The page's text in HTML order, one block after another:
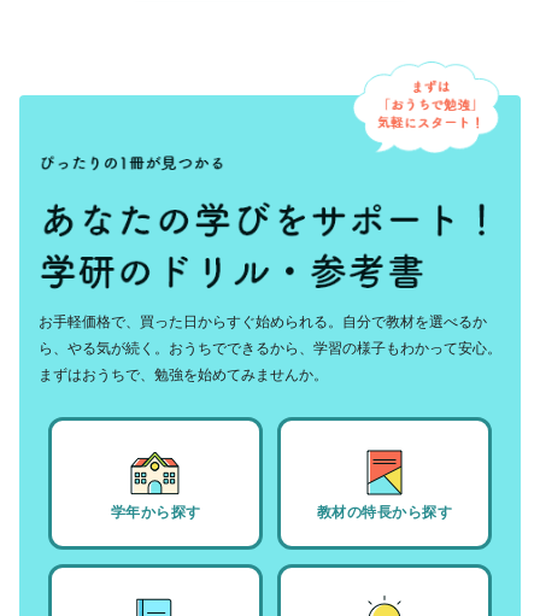
お手軽価格で、買った日からすぐ始められる。自分で教材を選べるか
ら、やる気が続く。おうちでできるから、学習の様子もわかって安心。
まずはおうちで、勉強を始めてみませんか。
学年から探す 教材の特長から探す